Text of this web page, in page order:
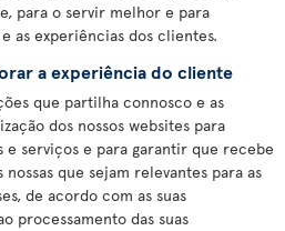
para o servir melhor e para
as experiências dos clientes.
a experiência do cliente
que partilha connosco e as
dos nossos websites para
e serviços e para garantir que recebe
que sejam relevantes para as
de acordo com as suas
processamento das suas